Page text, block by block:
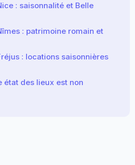
: saisonnalité et Belle
: patrimoine romain et
: locations saisonnières
des lieux est non